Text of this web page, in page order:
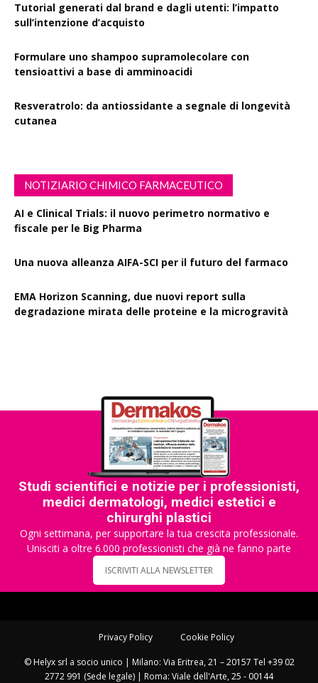
Tutorial generati dal brand e dagli utenti: l’impatto
sull’intenzione d’acquisto
Formulare uno shampoo supramolecolare con
tensioattivi a base di amminoacidi
Resveratrolo: da antiossidante a segnale di longevità
cutanea
NOTIZIARIO CHIMICO FARMACEUTICO
AI e Clinical Trials: il nuovo perimetro normativo e
fiscale per le Big Pharma
Una nuova alleanza AIFA-SCI per il futuro del farmaco
EMA Horizon Scanning, due nuovi report sulla
degradazione mirata delle proteine e la microgravità
Studi scientifici e notizie per i professionisti,
medici dermatologi, medici estetici e
chirurghi plastici
Ogni settimana, per supportare la tua crescita professionale.
Unisciti a oltre 6.000 professionisti che già ne fanno parte
ISCRIVITI ALLA NEWSLETTER
Privacy Policy Cookie Policy
© Helyx srl a socio unico | Milano: Via Eritrea, 21 – 20157 Tel +39 02
2772 991 (Sede legale) | Roma: Viale dell'Arte, 25 - 00144